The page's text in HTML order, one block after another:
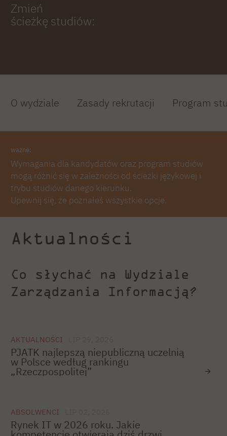
Zmień
ścieżkę studiów:
O wydziale Zasady rekrutacji Program
ważne:
Wymagania dla kandydatów oraz program studiów
mogą różnić się w zależności od ścieżki językowej i
trybu studiów danego kierunku.
Upewnij się, że poznałeś wszystkie opcje.
Aktualności
Co słychać na Wydziale
Zarządzania Informacją?
AKTUALNOŚCI
PJATK najlepszą niepubliczną uczelnią
w Polsce według rankingu
„Rzeczpospolitej”
ABSOLWENCI
Rynek IT w 2026 roku. Jakie